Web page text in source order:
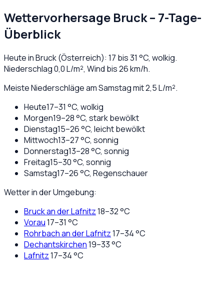
Wettervorhersage Bruck– 7-Tage-
Überblick
Heute inBruck(Österreich): 17 bis31 °C, wolkig.
Niederschlag0,0L/m², Wind bis26km/h.
Meiste Niederschläge am Samstag mit 2,5 L/m².
Heute17–31 °C, wolkig
Morgen19–28°C, stark bewölkt
Dienstag15–26°C, leicht bewölkt
Mittwoch13–27°C, sonnig
Donnerstag13–28°C, sonnig
Freitag15–30°C, sonnig
Samstag17–26°C, Regenschauer
Wetter in der Umgebung:
Bruck an der Lafnitz18–32°C
Vorau17–31 °C
Rohrbach an der Lafnitz17–34°C
Dechantskirchen19–33°C
Lafnitz17–34°C